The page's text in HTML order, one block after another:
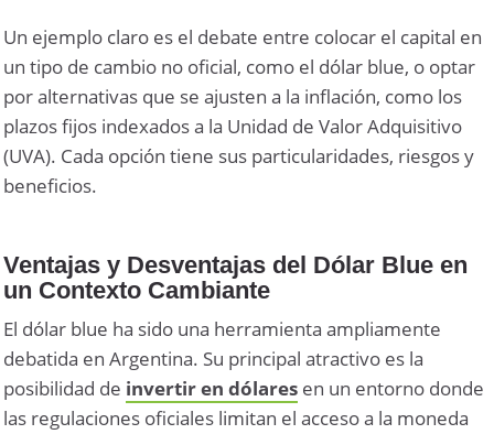
Un ejemplo claro es el debate entre colocar el capital en
un tipo de cambio no oficial, como el dólar blue, o optar
por alternativas que se ajusten a la inflación, como los
plazos fijos indexados a la Unidad de Valor Adquisitivo
(UVA). Cada opción tiene sus particularidades, riesgos y
beneficios.
Ventajas y Desventajas del Dólar Blue en
un Contexto Cambiante
El dólar blue ha sido una herramienta ampliamente
debatida en Argentina. Su principal atractivo es la
posibilidad de invertir en dólares en un entorno donde
las regulaciones oficiales limitan el acceso a la moneda